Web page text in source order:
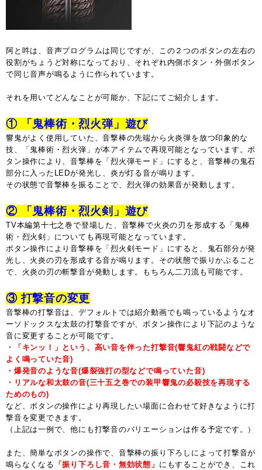
阿と吽は、音声プログラムは同じですが、この２つのボタンの左右の
役割がちょうど対称になっており、それぞれ内側ボタン・外側ボタン
で同じ音声が鳴るように作られています。
それを用いてどんなことが可能か、下記にてご紹介します。
① 「鬼棒術・烈火弾」遊び
響鬼がよく使用していた、音撃棒の先端から火炎弾を放つ印象的な
技、「鬼棒術・烈火弾」が本アイテムで再現可能となっています。ボ
タン操作により、音撃棒を「烈火弾モード」にすると、音撃棒の鬼石
部分に入ったLEDが発光し、炎が灯る音が鳴ります。
その状態で音撃棒を振ることで、烈火弾の効果音が発動します。
② 「鬼棒術・烈火剣」遊び
TV本編第十七之巻で登場した、音撃棒で火炎の刃を形成する「鬼棒
術・烈火剣」についても再現可能となっています。
ボタン操作により音撃棒を「烈火剣モード」にすると、鬼石部分が発
光し、火炎の刃を形成する音が鳴ります。その状態で振りかぶること
で、火炎の刃の斬撃音が発動します。もちろん二刀流も可能です。
③ 打撃音の変更
音撃棒の打撃音は、デフォルトでは紹介動画でも鳴っているようなオ
ーソドックスな太鼓の打撃音ですが、ボタン操作により下記のような
音に変更することが可能です。
・「キンッ！」という、高い音を伴った打撃音(響鬼紅の戦闘などで
よく鳴っていた音)
・爆発音のような音(爆裂強打の型などで鳴っていた音)
・リアルな和太鼓の音(三十五之巻での装甲響鬼の必殺技を再現する
ためのもの)
など、ボタンの操作により再現したい場面に合わせて好きなように打
撃音を変更できます。
（上記は一例で、他にも打撃音のバリエーションは作る予定です。）
また、簡単なボタンの操作で、音撃棒の振り下ろしによって打撃音が
鳴らなくなる 「振り下ろし音・無効状態」 にもすることができ、これ